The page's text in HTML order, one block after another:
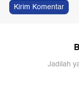
Kirim Komentar
Jadilah